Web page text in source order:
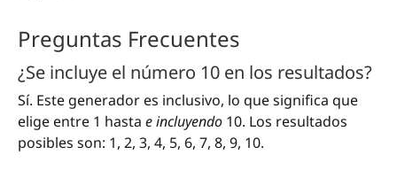
Preguntas Frecuentes
¿Se incluye el número 10 en los resultados?
Sí. Este generador es inclusivo, lo que significa que
elige entre 1 hasta e incluyendo 10. Los resultados
posibles son: 1, 2, 3, 4, 5, 6, 7, 8, 9, 10.